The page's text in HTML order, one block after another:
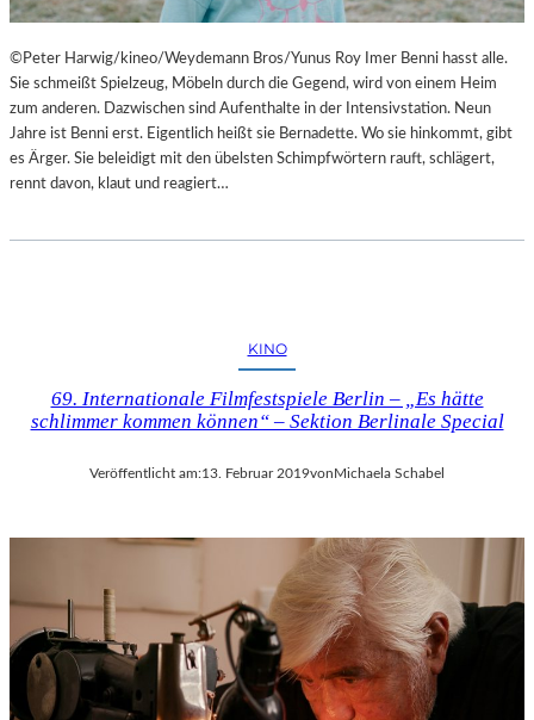
©Peter Harwig/kineo/Weydemann Bros/Yunus Roy Imer Benni hasst alle.
Sie schmeißt Spielzeug, Möbeln durch die Gegend, wird von einem Heim
zum anderen. Dazwischen sind Aufenthalte in der Intensivstation. Neun
Jahre ist Benni erst. Eigentlich heißt sie Bernadette. Wo sie hinkommt, gibt
es Ärger. Sie beleidigt mit den übelsten Schimpfwörtern rauft, schlägert,
rennt davon, klaut und reagiert…
KINO
69. Internationale Filmfestspiele Berlin – „Es hätte
schlimmer kommen können“ – Sektion Berlinale Special
Veröffentlicht am:13. Februar 2019von Michaela Schabel